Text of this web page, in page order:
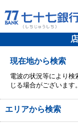
現在地から検索
電波の状況等により検
じる場合がございます。
エリアから検索